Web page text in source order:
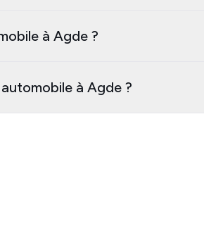
à Agde ?
à Agde ?